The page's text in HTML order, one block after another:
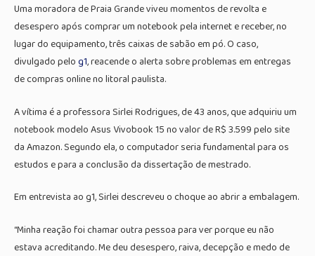
Uma moradora dePraia Grandeviveu momentos de revolta e
desespero após comprar um notebook pela internet e receber, no
lugar do equipamento, três caixas de sabão em pó. O caso,
divulgado pelog1, reacende o alerta sobre problemas em entregas
de compras online no litoral paulista.
A vítima é a professora Sirlei Rodrigues, de 43 anos, que adquiriu um
notebook modelo Asus Vivobook 15 no valor de R$ 3.599 pelo site
da Amazon. Segundo ela, o computador seria fundamental para os
estudos e para a conclusão da dissertação de mestrado.
Em entrevista ao g1, Sirlei descreveu o choque ao abrir a embalagem.
“Minha reação foi chamar outra pessoa para ver porque eu não
estava acreditando. Me deu desespero, raiva, decepção e medo de